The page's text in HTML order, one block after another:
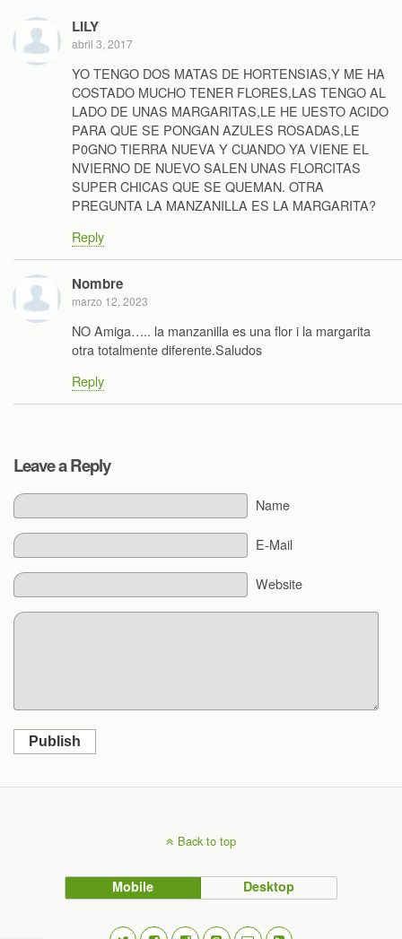
LILY
abril 3, 2017
YO TENGO DOS MATAS DE HORTENSIAS,Y ME HA
COSTADO MUCHO TENER FLORES,LAS TENGO AL
LADO DE UNAS MARGARITAS,LE HE UESTO ACIDO
PARA QUE SE PONGAN AZULES ROSADAS,LE
P0GNO TIERRA NUEVA Y CUANDO YA VIENE EL
NVIERNO DE NUEVO SALEN UNAS FLORCITAS
SUPER CHICAS QUE SE QUEMAN. OTRA
PREGUNTA LA MANZANILLA ES LA MARGARITA?
Reply
Nombre
marzo 12, 2023
NO Amiga….. la manzanilla es una flor i la margarita
otra totalmente diferente.Saludos
Reply
Leave a Reply
Name
E-Mail
Website
Publish
Back to top
Mobile Desktop